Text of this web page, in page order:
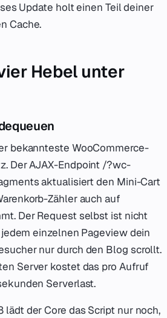
Update holt einen Teil deiner
Cache.
Hebel unter
bekannteste WooCommerce-
Der AJAX-Endpoint /?wc-
aktualisiert den Mini-Cart
Zähler auch auf
Der Request selbst ist nicht
einzelnen Pageview dein
nur durch den Blog scrollt.
Server kostet das pro Aufruf
Serverlast.
lädt der Core das Script nur noch,